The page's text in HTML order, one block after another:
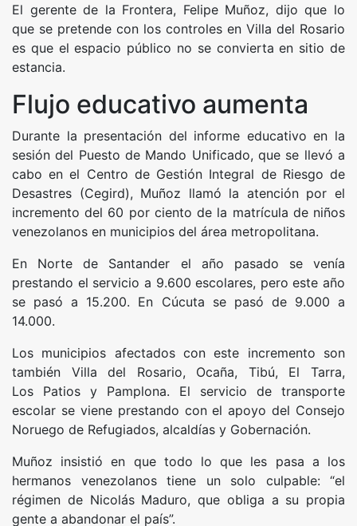
El gerente de la Frontera, Felipe Muñoz, dijo que lo
que se pretende con los controles en Villa del Rosario
es que el espacio público no se convierta en sitio de
estancia.
Flujo educativo aumenta
Durante la presentación del informe educativo en la
sesión del Puesto de Mando Unificado, que se llevó a
cabo en el Centro de Gestión Integral de Riesgo de
Desastres (Cegird), Muñoz llamó la atención por el
incremento del 60 por ciento de la matrícula de niños
venezolanos en municipios del área metropolitana.
En Norte de Santander el año pasado se venía
prestando el servicio a 9.600 escolares, pero este año
se pasó a 15.200. En Cúcuta se pasó de 9.000 a
14.000.
Los municipios afectados con este incremento son
también Villa del Rosario, Ocaña, Tibú, El Tarra,
Los Patios y Pamplona. El servicio de transporte
escolar se viene prestando con el apoyo del Consejo
Noruego de Refugiados, alcaldías y Gobernación.
Muñoz insistió en que todo lo que les pasa a los
hermanos venezolanos tiene un solo culpable: “el
régimen de Nicolás Maduro, que obliga a su propia
gente a abandonar el país”.